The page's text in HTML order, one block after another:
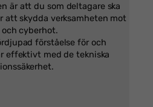
är att du som deltagare ska
att skydda verksamheten mot
cyberhot.
förståelse för och
effektivt med de tekniska